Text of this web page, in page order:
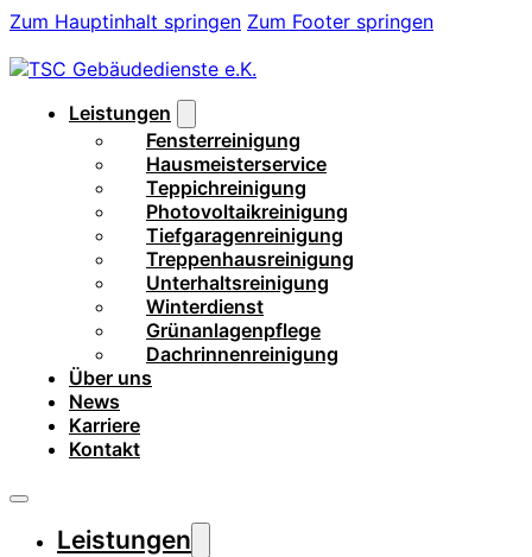
Zum Hauptinhalt springen Zum Footer springen
Leistungen
Fensterreinigung
Hausmeisterservice
Teppichreinigung
Photovoltaikreinigung
Tiefgaragenreinigung
Treppenhausreinigung
Unterhaltsreinigung
Winterdienst
Grünanlagenpflege
Dachrinnenreinigung
Über uns
News
Karriere
Kontakt
Leistungen